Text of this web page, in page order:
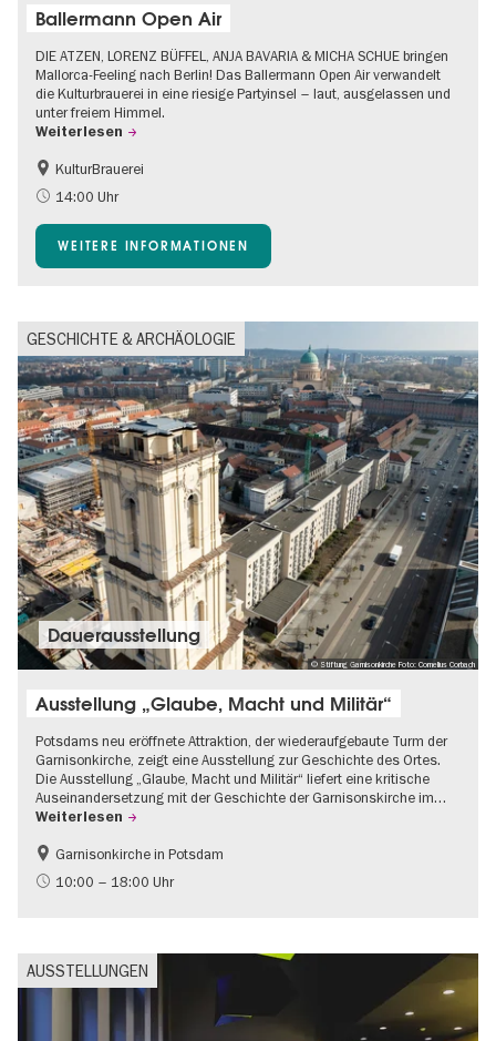
Ballermann Open Air
DIE ATZEN, LORENZ BÜFFEL, ANJA BAVARIA & MICHA SCHUE bringen
Mallorca-Feeling nach Berlin! Das Ballermann Open Air verwandelt
die Kulturbrauerei in eine riesige Partyinsel – laut, ausgelassen und
unter freiem Himmel.
Weiterlesen
Barrierefrei
Going local Berlin
Open Air
KulturBrauerei
14:00 Uhr
WEITERE INFORMATIONEN
GESCHICHTE & ARCHÄOLOGIE
© Stiftung Garnisonkirche Foto: Cornelius Corbach
Dauer­aus­stel­lung
Ausstellung „Glaube, Macht und Militär“
Potsdams neu eröffnete Attraktion, der wiederaufgebaute Turm der
Garnisonkirche, zeigt eine Ausstellung zur Geschichte des Ortes.
Die Ausstellung „Glaube, Macht und Militär“ liefert eine kritische
Auseinandersetzung mit der Geschichte der Garnisonskirche im…
Weiterlesen
Geschichte
Brandenburg
Garnisonkirche in Potsdam
10:00 – 18:00 Uhr
AUSSTELLUNGEN